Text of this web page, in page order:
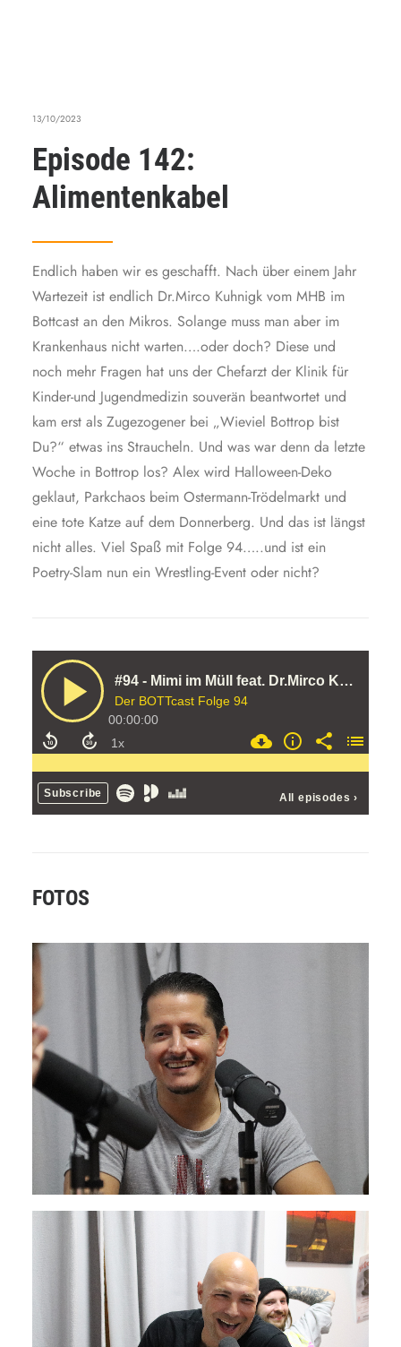
13/10/2023
Episode 142:
Alimentenkabel
Endlich haben wir es geschafft. Nach über einem Jahr
Wartezeit ist endlich Dr.Mirco Kuhnigk vom MHB im
Bottcast an den Mikros. Solange muss man aber im
Krankenhaus nicht warten….oder doch? Diese und
noch mehr Fragen hat uns der Chefarzt der Klinik für
Kinder-und Jugendmedizin souverän beantwortet und
kam erst als Zugezogener bei „Wieviel Bottrop bist
Du?“ etwas ins Straucheln. Und was war denn da letzte
Woche in Bottrop los? Alex wird Halloween-Deko
geklaut, Parkchaos beim Ostermann-Trödelmarkt und
eine tote Katze auf dem Donnerberg. Und das ist längst
nicht alles. Viel Spaß mit Folge 94…..und ist ein
Poetry-Slam nun ein Wrestling-Event oder nicht?
FOTOS